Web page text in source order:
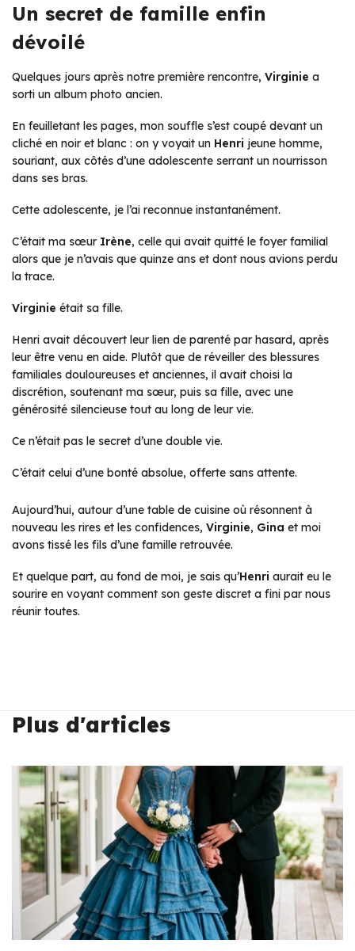
Un secret de famille enfin
dévoilé
Quelques jours après notre première rencontre, Virginie a
sorti un album photo ancien.
En feuilletant les pages, mon souffle s’est coupé devant un
cliché en noir et blanc : on y voyait un Henri jeune homme,
souriant, aux côtés d’une adolescente serrant un nourrisson
dans ses bras.
Cette adolescente, je l’ai reconnue instantanément.
C’était ma sœur Irène, celle qui avait quitté le foyer familial
alors que je n’avais que quinze ans et dont nous avions perdu
la trace.
Virginie était sa fille.
Henri avait découvert leur lien de parenté par hasard, après
leur être venu en aide. Plutôt que de réveiller des blessures
familiales douloureuses et anciennes, il avait choisi la
discrétion, soutenant ma sœur, puis sa fille, avec une
générosité silencieuse tout au long de leur vie.
Ce n’était pas le secret d’une double vie.
C’était celui d’une bonté absolue, offerte sans attente.
Aujourd’hui, autour d’une table de cuisine où résonnent à
nouveau les rires et les confidences, Virginie, Gina et moi
avons tissé les fils d’une famille retrouvée.
Et quelque part, au fond de moi, je sais qu’Henri aurait eu le
sourire en voyant comment son geste discret a fini par nous
réunir toutes.
Plus d'articles